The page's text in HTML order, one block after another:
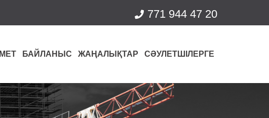
771 944 47 20
БАЙЛАНЫС ЖАҢАЛЫҚТАР СӘУЛЕТШІЛЕРГЕ